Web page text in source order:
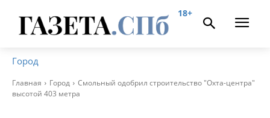
18+
Город
Главная Город
Смольный одобрил строительство "Охта-центра"
высотой 403 метра